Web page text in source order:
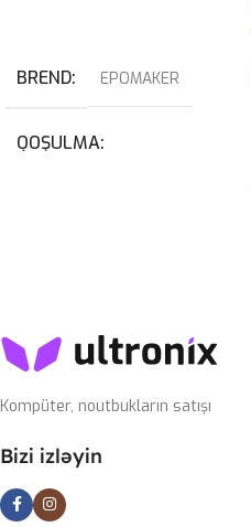
BREND EPOMAKER
QOŞULMA
Kompüter, noutbukların satışı
Bizi izləyin